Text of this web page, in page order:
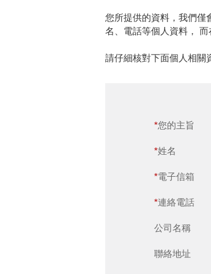
您所提供的資料，我們僅
名、電話等個人資料，
請仔細核對下面個人相關
您的主旨
姓名
電子信箱
連絡電話
公司名稱
聯絡地址